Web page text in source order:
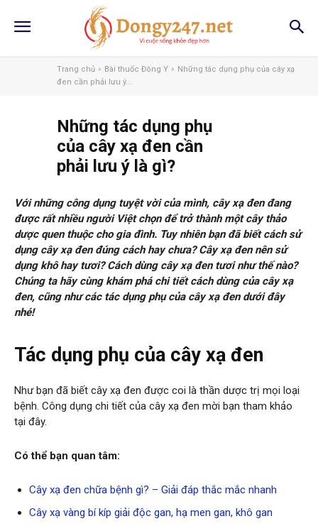
Trang chủ Bài thuốc Đông Y
Những tác dụng phụ của cây xạ
đen cần phải lưu ý...
Những tác dụng phụ
của cây xạ đen cần
phải lưu ý là gì?
Với những công dụng tuyệt vời của mình, cây xạ đen đang
được rất nhiều người Việt chọn để trở thành một cây thảo
dược quen thuộc cho gia đình. Tuy nhiên bạn đã biết cách sử
dụng cây xạ đen đúng cách hay chưa? Cây xạ đen nên sử
dụng khô hay tươi? Cách dùng cây xạ đen tươi như thế nào?
Chúng ta hãy cùng khám phá chi tiết cách dùng của cây xạ
đen, cũng như các tác dụng phụ của cây xạ đen dưới đây
nhé!
Tác dụng phụ của cây xạ đen
Như bạn đã biết cây xạ đen được coi là thần dược trị mọi loại
bệnh. Công dụng chi tiết của cây xạ đen mời bạn tham khảo
tại đây.
Có thể bạn quan tâm:
Cây xạ đen chữa bệnh gì? – Giải đáp thắc mắc nhanh
Cây xạ vàng bí kíp giải độc gan, hạ men gan, khô gan